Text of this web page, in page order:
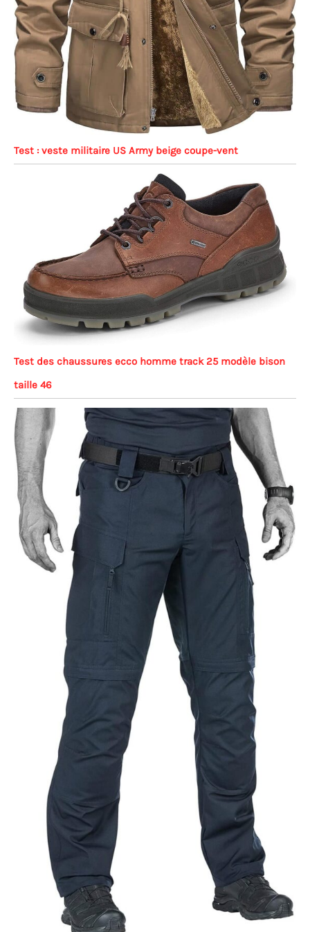
Test : veste militaire US Army beige coupe-vent
Test des chaussures ecco homme track 25 modèle bison
taille 46